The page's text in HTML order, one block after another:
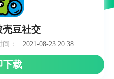
壳豆社交
： 2021-08-23 20:38
下载